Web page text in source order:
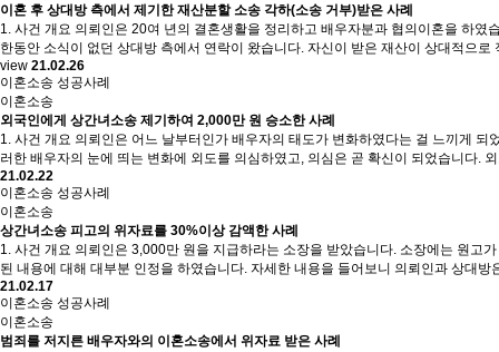
이혼 후 상대방 측에서 제기한 재산분할 소송 각하(소송 거부)받은 사례
1. 사건 개요 의뢰인은 20여 년의 결혼생활을 정리하고 배우자분과 협의이혼을 하
한동안 소식이 없던 상대방 측에서 연락이 왔습니다. 자신이 받은 재산이 상대적으
view 21.02.26
이혼소송 성공사례
이혼소송
외국인에게 상간녀소송 제기하여 2,000만 원 승소한 사례
1. 사건 개요 의뢰인은 어느 날부터인가 배우자의 태도가 변화하였다는 걸 느끼게
러한 배우자의 눈에 띄는 변화에 외도를 의심하였고, 의심은 곧 확신이 되었습니다.
21.02.22
이혼소송 성공사례
이혼소송
상간녀소송 피고의 위자료를 30%이상 감액한 사례
1. 사건 개요 의뢰인은 3,000만 원을 지급하라는 소장을 받았습니다. 소장에는 원고
된 내용에 대해 대부분 인정을 하였습니다. 자세한 내용을 들어보니 의뢰인과 상대
21.02.17
이혼소송 성공사례
이혼소송
범죄를 저지른 배우자와의 이혼소송에서 위자료 받은 사례